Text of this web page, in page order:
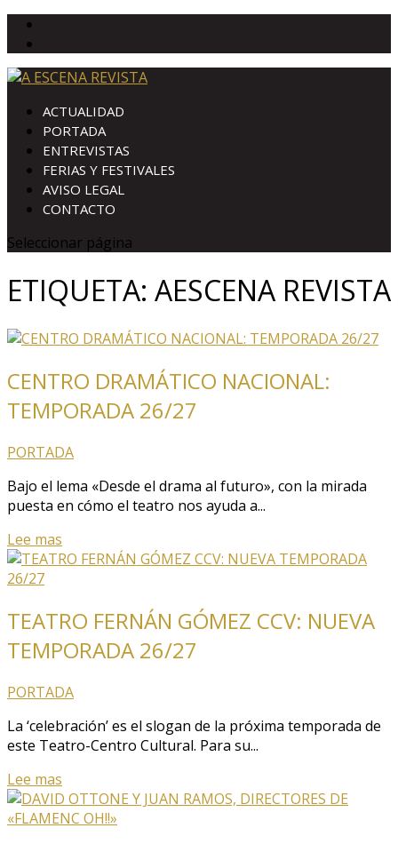
ACTUALIDAD
PORTADA
ENTREVISTAS
FERIAS Y FESTIVALES
AVISO LEGAL
CONTACTO
Seleccionar página
ETIQUETA: AESCENA REVISTA
CENTRO DRAMÁTICO NACIONAL:
TEMPORADA 26/27
PORTADA
Bajo el lema «Desde el drama al futuro», con la mirada
puesta en cómo el teatro nos ayuda a...
Lee mas
TEATRO FERNÁN GÓMEZ CCV: NUEVA
TEMPORADA 26/27
PORTADA
La ‘celebración’ es el slogan de la próxima temporada de
este Teatro-Centro Cultural. Para su...
Lee mas